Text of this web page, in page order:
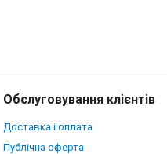
Обслуговування клієнтів
Доставка і оплата
Публічна оферта